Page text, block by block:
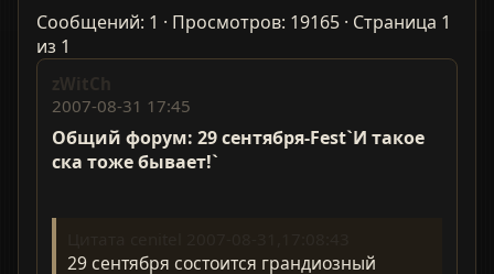
Сообщений: 1 · Просмотров: 19165 · Страница 1
из 1
zWitCh
2007-08-31 17:45
Общий форум: 29 сентября-Fest`И такое
ска тоже бывает!`
29 сентября состоится грандиозный